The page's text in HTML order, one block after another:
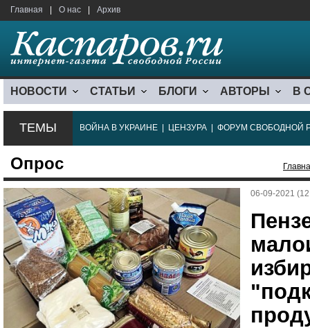
Главная О нас Архив
НОВОСТИ СТАТЬИ БЛОГИ АВТОРЫ В
ТЕМЫ ВОЙНА В УКРАИНЕ ЦЕНЗУРА ФОРУМ СВОБОДНОЙ
Опрос
06-09-2021